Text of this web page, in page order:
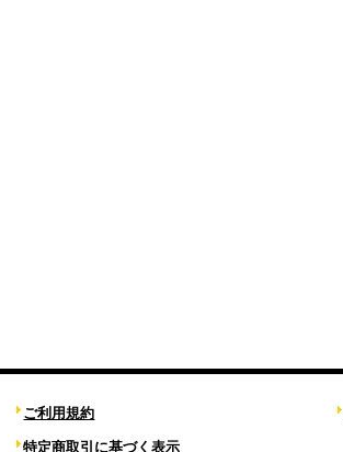
ご利用規約
特定商取引に基づく表示